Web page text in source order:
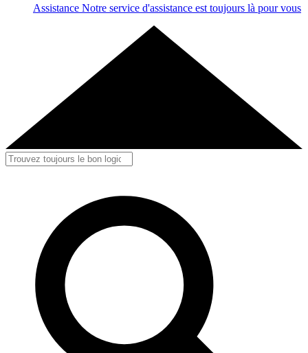
Assistance Notre service d'assistance est toujours là pour vous